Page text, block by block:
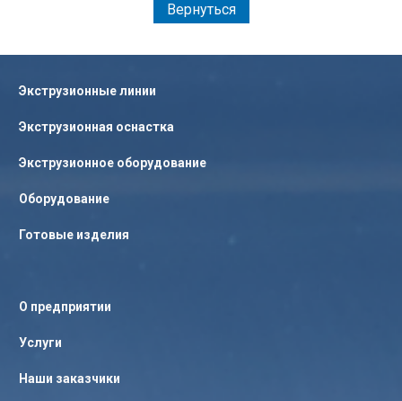
Вернуться
Экструзионные линии
Экструзионная оснастка
Экструзионное оборудование
Оборудование
Готовые изделия
О предприятии
Услуги
Наши заказчики